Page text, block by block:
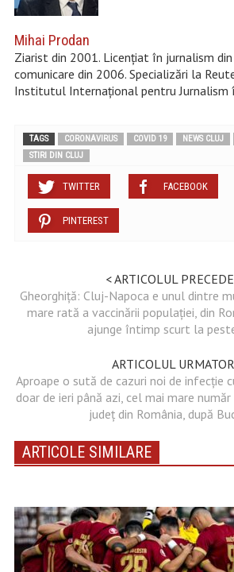
Mihai Prodan
Ziarist din 2001. Licențiat în jurnalism
comunicare din 2006. Specializări la
Institutul Internațional pentru Jurnalism
TAGS CORONAVIRUS COVID 19 NEWS CLUJ
STIRI DIN CLUJ
TWITTER FACEBOOK
PINTEREST
< ARTICOLUL
Gheorghiță: Cluj-Napoca e unul dintre
mare rată a vaccinării populației, din
ajunge întimp scurt la
ARTICOLUL
Aproape o sută de cazuri noi de infecție
doar de ieri până azi, cel mai mare
județ din România, după
ARTICOLE SIMILARE